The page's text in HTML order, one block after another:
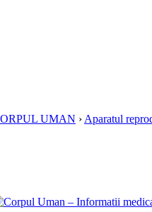
UMAN › Aparatul